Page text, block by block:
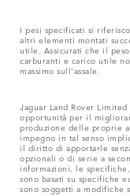
I pesi specificati si
altri elementi montati
utile. Assicurati che il
carburanti e carico utile
massimo sull'assale.
Jaguar Land Rover
opportunità per il
produzione delle proprie
impegno in tal senso
il diritto di apportarle
opzionali o di serie a
informazioni, le
sono basati su specifiche
sono soggetti a modifiche